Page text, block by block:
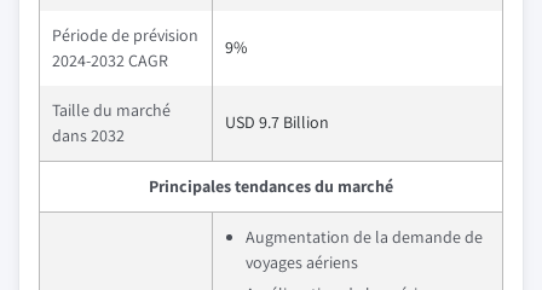
Période de prévision
2024-2032 CAGR
9%
Taille du marché
dans 2032
USD 9.7 Billion
Principales tendances du marché
Augmentation de la demande de
voyages aériens